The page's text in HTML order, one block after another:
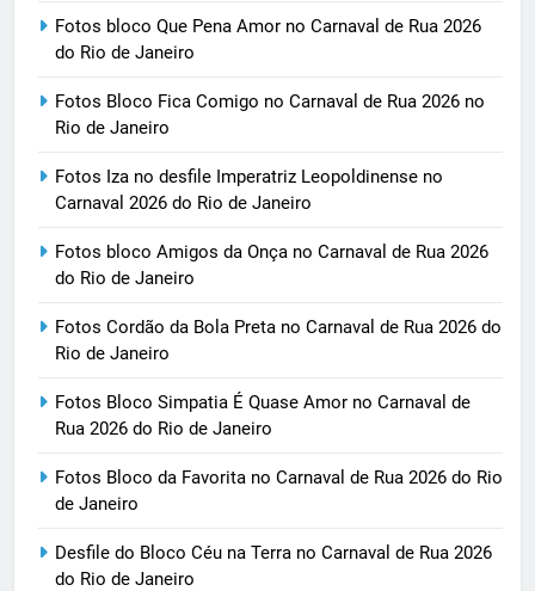
Fotos bloco Que Pena Amor no Carnaval de Rua 2026
do Rio de Janeiro
Fotos Bloco Fica Comigo no Carnaval de Rua 2026 no
Rio de Janeiro
Fotos Iza no desfile Imperatriz Leopoldinense no
Carnaval 2026 do Rio de Janeiro
Fotos bloco Amigos da Onça no Carnaval de Rua 2026
do Rio de Janeiro
Fotos Cordão da Bola Preta no Carnaval de Rua 2026 do
Rio de Janeiro
Fotos Bloco Simpatia É Quase Amor no Carnaval de
Rua 2026 do Rio de Janeiro
Fotos Bloco da Favorita no Carnaval de Rua 2026 do Rio
de Janeiro
Desfile do Bloco Céu na Terra no Carnaval de Rua 2026
do Rio de Janeiro